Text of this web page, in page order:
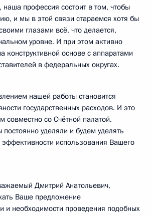
наша профессия состоит в том, чтобы
и мы в этой связи стараемся хотя бы
глазами всё, что делается,
уровне. И при этом активно
конструктивной основе с аппаратами
в федеральных округах.
нашей работы становится
государственных расходов. И это
совместно со Счётной палатой.
уделяли и будем уделять
использования Вашего
Дмитрий Анатольевич,
Ваше предложение
и необходимости проведения подобных